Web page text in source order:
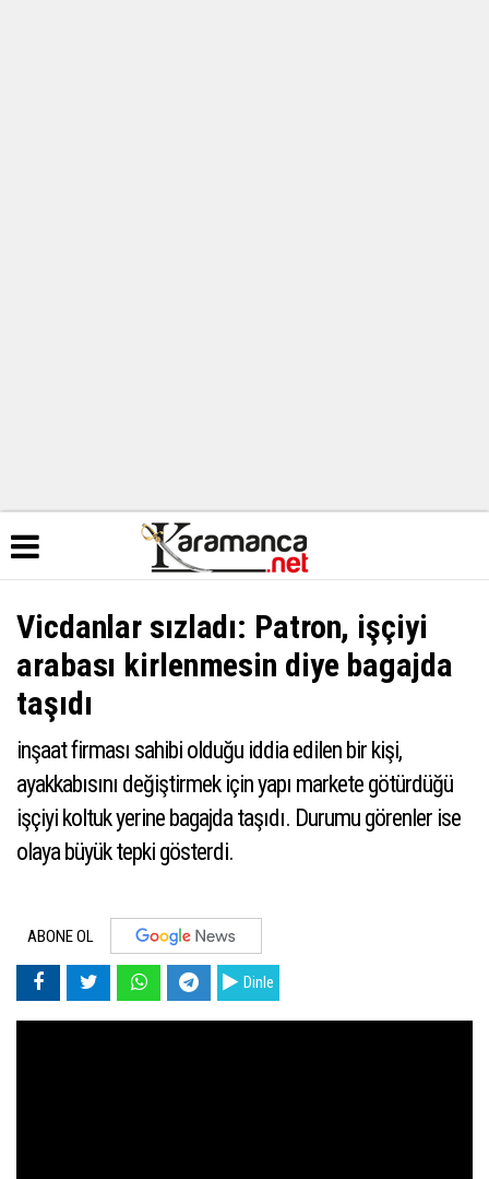
Vicdanlar sızladı: Patron, işçiyi
arabası kirlenmesin diye bagajda
taşıdı
inşaat firması sahibi olduğu iddia edilen bir kişi,
ayakkabısını değiştirmek için yapı markete götürdüğü
işçiyi koltuk yerine bagajda taşıdı. Durumu görenler ise
olaya büyük tepki gösterdi.
ABONE OL
Dinle